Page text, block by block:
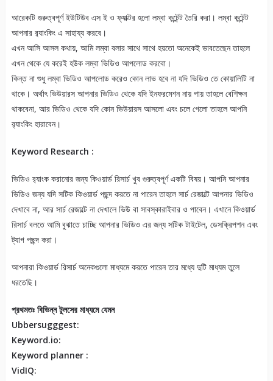
আরেকটি গুরুত্বপূর্ণ ইউটিউব এস ই ও ফ্যাক্টর হলো লম্বা কন্টেন্ট তৈরি করা। লম্বা কন্টেন্ট
আপনার র‍্যাংকিং এ সাহায্য করবে।
এখন আসি আসল কথায়, আমি লম্বা বলার সাথে সাথে হয়তো অনেকেই ভাবতেছেন তাহলে
এখন থেকে যে করেই হউক লম্বা ভিডিও আপলোড করবো।
কিন্ত না শুধু লম্বা ভিডিও আপলোড করেও কোন লাভ হবে না যদি ভিডিও তে কোয়ালিটি না
থাকে। অর্থাৎ ভিউয়ারস আপনার ভিডিও থেকে যদি ইনফরমেশন নায় পায় তাহলে বেশিক্ষন
থাকবেনা, আর ভিডিও থেকে যদি কোন ভিউয়ারস আসলো এবং চলে গেলো তাহলে আপনি
র‍্যাংকিং হারাবেন।
Keyword Research :
ভিডিও র‍্যাংক করানোর জন্য কিওয়ার্ড রিসার্চ খুব গুরুত্বপূর্ণ একটি বিষয়। আপনি আপনার
ভিডিও জন্য যদি সটিক কিওয়ার্ড পছন্দ করতে না পারেন তাহলে সার্চ রেজাল্টে আপনার ভিডিও
দেখাবে না, আর সার্চ রেজাল্টে না দেখালে ভিউ বা সাবস্কারাইবার ও পাবেন। এখানে কিওয়ার্ড
রিসার্চ বলতে আমি বুঝাতে চাচ্ছি আপনার ভিডিও এর জন্য সটিক টাইটেল, ডেসক্রিপশন এবং
ট্যাগ পছন্দ করা।
আপনারা কিওয়ার্ড রিসার্চ অনেকগুলো মাধ্যমে করতে পারেন তার মধ্যে দুটি মাধ্যম তুলে
ধরতেছি।
প্রথমতঃ বিভিন্ন টুলসের মাধ্যমে যেমন
Ubbersugggest:
Keyword.io:
Keyword planner :
VidIQ: